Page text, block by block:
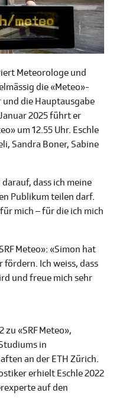
Meteorologe und
die «Meteo»-
und die Hauptausgabe
2025 führt er
um 12.55 Uhr. Eschle
Sandra Boner, Sabine
dass ich meine
Publikum teilen darf.
mich – für die ich mich
Meteo»: «Simon hat
Ich weiss, dass
und freue mich sehr
zu «SRF Meteo»,
in
an der ETH Zürich.
erhielt Eschle 2022
auf den